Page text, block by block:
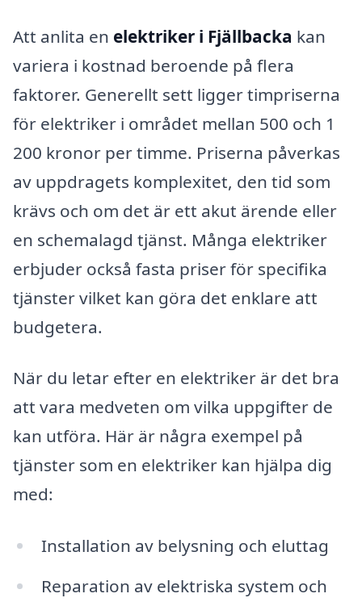
Att anlita en elektriker i Fjällbacka kan
variera i kostnad beroende på flera
faktorer. Generellt sett ligger timpriserna
för elektriker i området mellan 500 och 1
200 kronor per timme. Priserna påverkas
av uppdragets komplexitet, den tid som
krävs och om det är ett akut ärende eller
en schemalagd tjänst. Många elektriker
erbjuder också fasta priser för specifika
tjänster vilket kan göra det enklare att
budgetera.
När du letar efter en elektriker är det bra
att vara medveten om vilka uppgifter de
kan utföra. Här är några exempel på
tjänster som en elektriker kan hjälpa dig
med:
Installation av belysning och eluttag
Reparation av elektriska system och